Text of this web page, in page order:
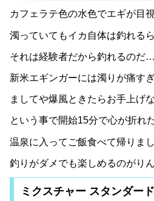
カフェラテ色の水色でエギが目
濁っていてもイカ自体は釣れる
それは経験者だから釣れるのだ…
新米エギンガーには濁りが痛す
ましてや爆風ときたらお手上げ
という事で開始15分で心が折れ
温泉に入ってご飯食べて帰りま
釣りがダメでも楽しめるのがり
ミクスチャー スタンダー